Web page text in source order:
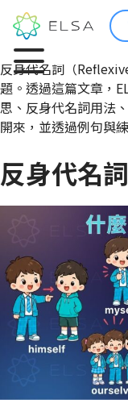
Author:
反身代名詞（
題。透過這篇文章，
思、反身代名詞用法
開來，並透過例句與
反身代名